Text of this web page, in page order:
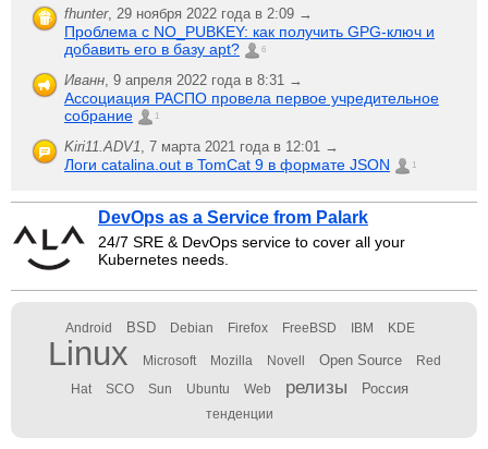
fhunter, 29 ноября 2022 года в 2:09 →
Проблема с NO_PUBKEY: как получить GPG-ключ и
добавить его в базу apt?
6
Иванн, 9 апреля 2022 года в 8:31 →
Ассоциация РАСПО провела первое учредительное
собрание
1
Kiri11.ADV1, 7 марта 2021 года в 12:01 →
Логи catalina.out в TomCat 9 в формате JSON 1
DevOps as a Service from Palark
24/7 SRE & DevOps service to cover all your
Kubernetes needs.
Android BSD Debian Firefox FreeBSD IBM KDE
Linux Microsoft Mozilla Novell Open Source Red
Hat SCO Sun Ubuntu Web релизы Россия
тенденции